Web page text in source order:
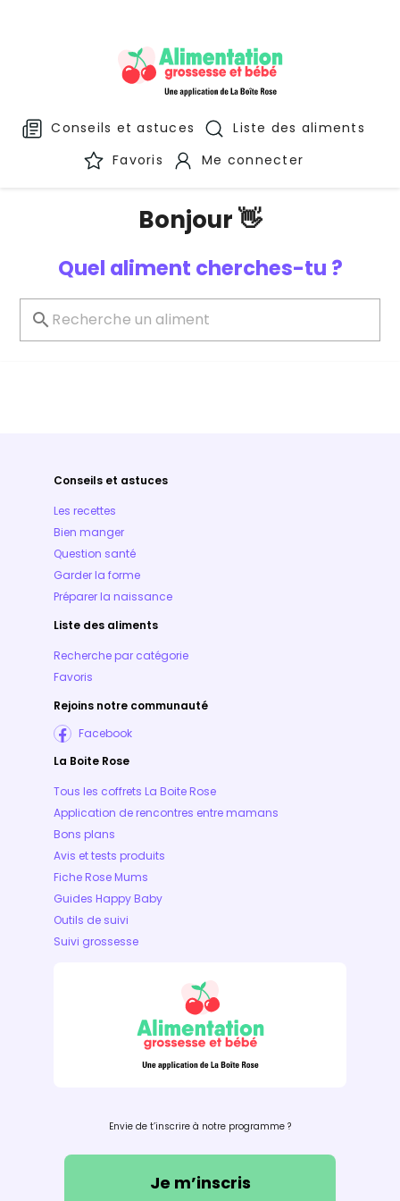
Conseils et astuces
Liste des aliments
Favoris
Me connecter
Bonjour 👋
Quel aliment cherches-tu ?
Conseils et astuces
Les recettes
Bien manger
Question santé
Garder la forme
Préparer la naissance
Liste des aliments
Recherche par catégorie
Favoris
Rejoins notre communauté
Facebook
La Boite Rose
Tous les coffrets La Boite Rose
Application de rencontres entre mamans
Bons plans
Avis et tests produits
Fiche Rose Mums
Guides Happy Baby
Outils de suivi
Suivi grossesse
Envie de t’inscrire à notre programme ?
Je m’inscris